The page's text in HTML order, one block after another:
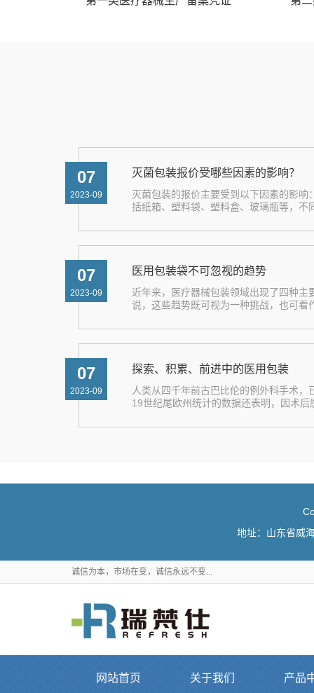
07
2023-09
灭菌包装报价受哪些因素的影响？
灭菌包装的报价主要受到以下因素的影响
括纸箱、塑料袋、塑料盒、玻璃瓶等，不
07
2023-09
医用包装袋不可忽视的趋势
近年来，医疗器械包装领域出现了四种主
说，这些趋势既可视为一种挑战，也可看
07
2023-09
探索、积累、前进中的医用包装
人类从四千年前古巴比伦的例外科手术
19世纪尾欧州统计的数据还表明，因术后
地址：山东省威
诚信为本，市场在变，诚信永远不变...
网站首页 关于我们 产品